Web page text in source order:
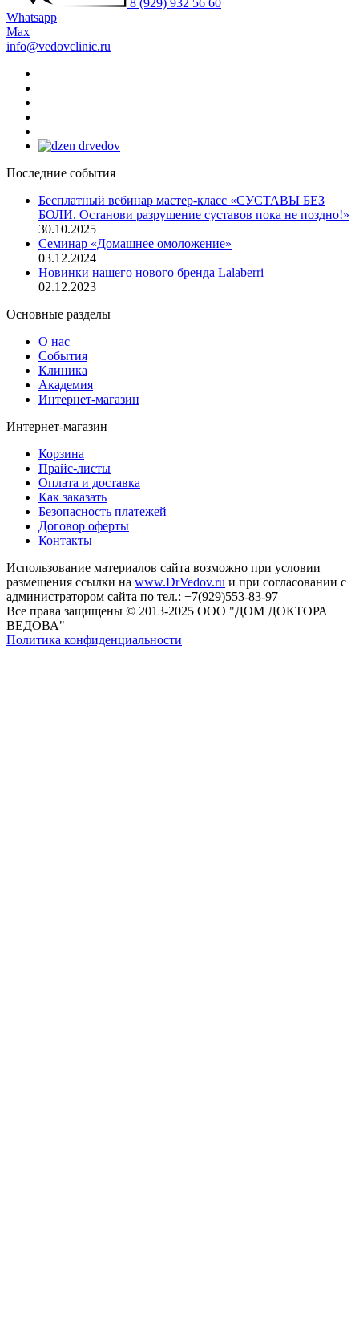
8 (929) 932 56 60
Whatsapp
Max
info@vedovclinic.ru
Последние события
Бесплатный вебинар мастер-класс «СУСТАВЫ БЕЗ
БОЛИ. Останови разрушение суставов пока не поздно!»
30.10.2025
Семинар «Домашнее омоложение»
03.12.2024
Новинки нашего нового бренда Lalaberri
02.12.2023
Основные разделы
О нас
События
Клиника
Академия
Интернет-магазин
Интернет-магазин
Корзина
Прайс-листы
Оплата и доставка
Как заказать
Безопасность платежей
Договор оферты
Контакты
Использование материалов сайта возможно при условии
размещения ссылки на www.DrVedov.ru и при согласовании с
администратором сайта по тел.: +7(929)553-83-97
Все права защищены © 2013-2025 ООО "ДОМ ДОКТОРА
ВЕДОВА"
Политика конфиденциальности